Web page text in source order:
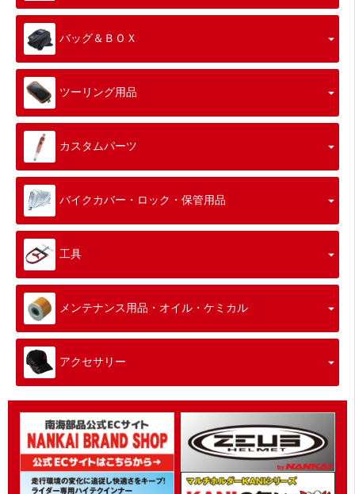
バッグ＆ＢＯＸ
ツーリング用品
カスタムパーツ
バイクカバー・ロック・保管用品
工具
メンテナンス用品・オイル・ケミカル
アクセサリー